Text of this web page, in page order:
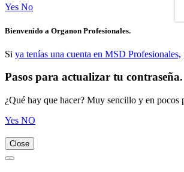
Yes No
Bienvenido a Organon Profesionales.
Si ya tenías una cuenta en MSD Profesionales,
Pasos para actualizar tu contraseña.
¿Qué hay que hacer? Muy sencillo y en pocos
Yes NO
Close